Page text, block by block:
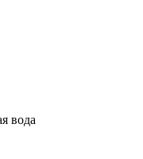
вода